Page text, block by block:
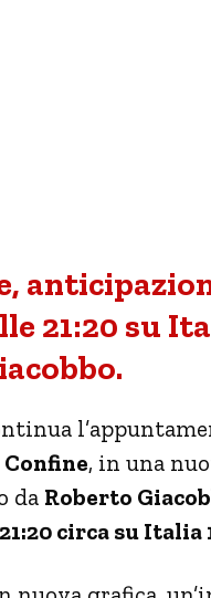
21:20 su
, in una
da Roberto
circa su Italia